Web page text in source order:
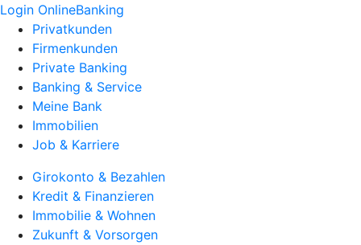
Login OnlineBanking
Privatkunden
Firmenkunden
Private Banking
Banking & Service
Meine Bank
Immobilien
Job & Karriere
Girokonto & Bezahlen
Kredit & Finanzieren
Immobilie & Wohnen
Zukunft & Vorsorgen